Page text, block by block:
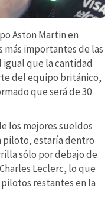
Aston Martin en
más importantes de las
igual que la cantidad
del equipo británico,
que será de 30
los mejores sueldos
piloto, estaría dentro
sólo por debajo de
Leclerc, lo que
pilotos restantes en la